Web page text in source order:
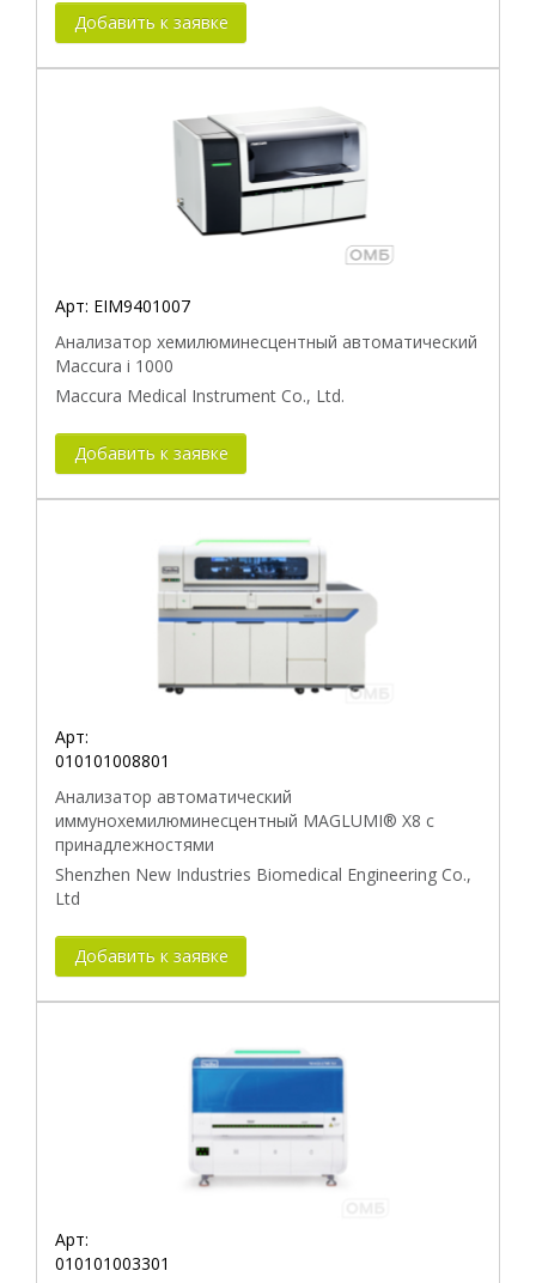
Добавить к заявке
Арт: EIM9401007
Анализатор хемилюминесцентный автоматический
Maccura i 1000
Maccura Medical Instrument Co., Ltd.
Добавить к заявке
Арт:
010101008801
Анализатор автоматический
иммунохемилюминесцентный MAGLUMI® X8 с
принадлежностями
Shenzhen New Industries Biomedical Engineering Co.,
Ltd
Добавить к заявке
Арт:
010101003301